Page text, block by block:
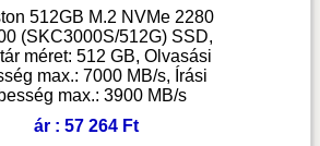
512GB M.2 NVMe 2280
(SKC3000S/512G) SSD,
méret: 512 GB, Olvasási
max.: 7000 MB/s, Írási
max.: 3900 MB/s
ár : 57 264 Ft